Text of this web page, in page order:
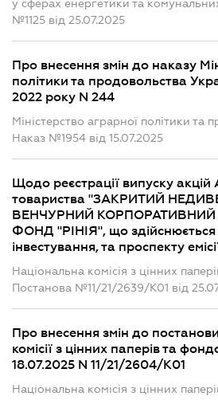
у сферах енергетики та
№1125 від 25.07.2025
Про внесення змін до наказу
політики та продовольства
2022 року N 244
Міністерство аграрної політики та
Наказ №1954 від 15.07.2025
Щодо реєстрації випуску акцій
товариства "ЗАКРИТИЙ
ВЕНЧУРНИЙ КОРПОРАТИВНИЙ
ФОНД "РІНІЯ", що здійснюється
інвестування, та проспекту
Національна комісія з цінних
Постанова №11/21/2639/К01 від
Про внесення змін до
комісії з цінних паперів та
18.07.2025 N 11/21/2604/К01
Національна комісія з цінних